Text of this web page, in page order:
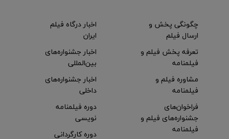
چگونگی پخش و
ارسال فیلم
تعرفه پخش فیلم و
فیلمنامه
مشاوره فیلم و
فیلمنامه
اخبار درگاه فیلم
ایران
اخبار جشنواره‌های
بین‌المللی
اخبار جشنواره‌های
داخلی
فراخوان‌های
جشنواره‌های فیلم و
فیلمنامه
دوره فیلمنامه
نویسی
دوره کارگردانی